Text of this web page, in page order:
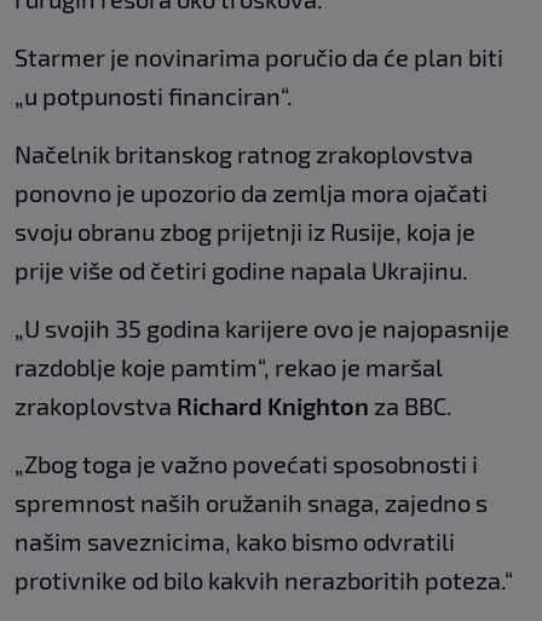
Starmer je novinarima poručio da će plan biti
„u potpunosti financiran“.
Načelnik britanskog ratnog zrakoplovstva
ponovno je upozorio da zemlja mora ojačati
svoju obranu zbog prijetnji iz Rusije, koja je
prije više od četiri godine napala Ukrajinu.
„U svojih 35 godina karijere ovo je najopasnije
razdoblje koje pamtim“, rekao je maršal
zrakoplovstva Richard Knighton za BBC.
„Zbog toga je važno povećati sposobnosti i
spremnost naših oružanih snaga, zajedno s
našim saveznicima, kako bismo odvratili
protivnike od bilo kakvih nerazboritih poteza.“